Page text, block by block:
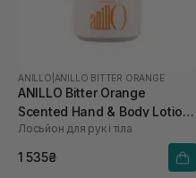
ANILLO ANILLO BITTER ORANGE
ANILLO Bitter Orange
Scented Hand & Body Lotion
450 мл
Лосьйон для рук і тіла
1 535₴